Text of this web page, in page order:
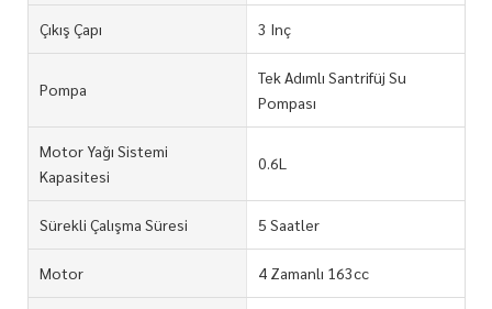
Çıkış Çapı 3 Inç
Pompa
Tek Adımlı Santrifüj Su
Pompası
Motor Yağı Sistemi
Kapasitesi
0.6L
Sürekli Çalışma Süresi 5 Saatler
Motor 4 Zamanlı 163cc